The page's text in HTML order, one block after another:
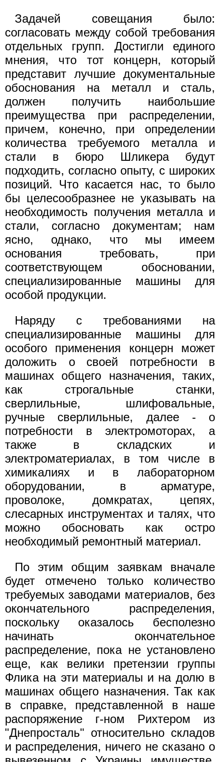
Задачей совещания было:
согласовать между собой требования
отдельных групп. Достигли единого
мнения, что тот концерн, который
представит лучшие документальные
обоснования на металл и сталь,
должен получить наибольшие
преимущества при распределении,
причем, конечно, при определении
количества требуемого металла и
стали в бюро Шликера будут
подходить, согласно опыту, с широких
позиций. Что касается нас, то было
бы целесообразнее не указывать на
необходимость получения металла и
стали, согласно документам; нам
ясно, однако, что мы имеем
основания требовать, при
соответствующем обосновании,
специализированные машины для
особой продукции.
Наряду с требованиями на
специализированные машины для
особого применения концерн может
доложить о своей потребности в
машинах общего назначения, таких,
как строгальные станки,
сверлильные, шлифовальные,
ручные сверлильные, далее - о
потребности в электромоторах, а
также в складских и
электроматериалах, в том числе в
химикалиях и в лабораторном
оборудовании, в арматуре,
проволоке, домкратах, цепях,
слесарных инструментах и талях, что
можно обосновать как остро
необходимый ремонтный материал.
По этим общим заявкам вначале
будет отмечено только количество
требуемых заводами материалов, без
окончательного распределения,
поскольку оказалось бесполезно
начинать окончательное
распределение, пока не установлено
еще, как велики претензии группы
Флика на эти материалы и на долю в
машинах общего назначения. Так как
в справке, представленной в наше
распоряжение г-ном Рихтером из
"Днепросталь" относительно складов
и распределения, ничего не сказано о